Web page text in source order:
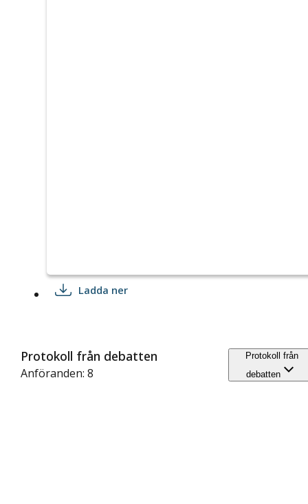
Ladda ner
Protokoll från debatten
Anföranden: 8
Protokoll från
debatten